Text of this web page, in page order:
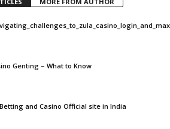
Genting – What to Know
and Casino Official site in India